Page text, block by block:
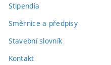
Stipendia
Směrnice a předpisy
Stavební slovník
Kontakt